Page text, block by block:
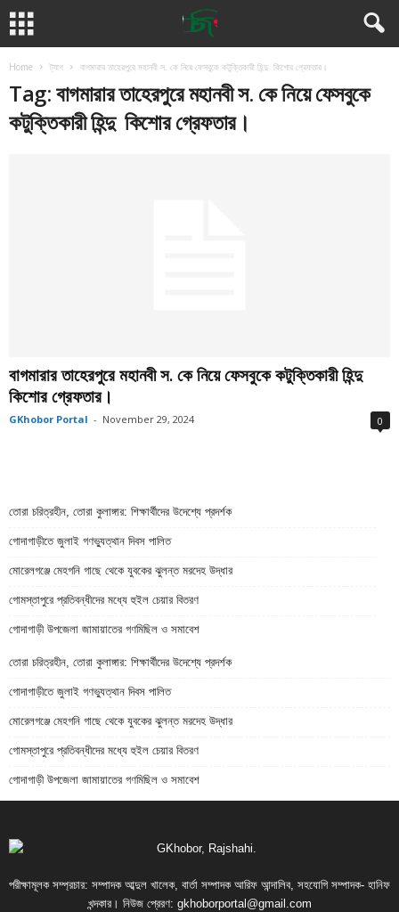
Home ট্যাগ বাগমারার তাহেরপুরে মহানবী স. কে নিয়ে ফেসবুকে কটুক্তিকারী হিন্দু কিশোর গ্রেফতার।
Tag: বাগমারার তাহেরপুরে মহানবী স. কে নিয়ে ফেসবুকে
কটুক্তিকারী হিন্দু কিশোর গ্রেফতার।
বাগমারার তাহেরপুরে মহানবী স. কে নিয়ে ফেসবুকে কটুক্তিকারী হিন্দু
কিশোর গ্রেফতার।
GKhobor Portal - November 29, 2024 0
তোরা চরিত্রহীন, তোরা কুলাঙ্গার: শিক্ষার্থীদের উদেশ্যে প্রদর্শক
গোদাগাড়ীতে জুলাই গণভ্যুত্থান দিবস পালিত
মোরেলগঞ্জে মেহগনি গাছে থেকে যুবকের ঝুলন্ত মরদেহ উদ্ধার
গোমস্তাপুরে প্রতিবন্ধীদের মধ্যে হুইল চেয়ার বিতরণ
গোদাগাড়ী উপজেলা জামায়াতের গণমিছিল ও সমাবেশ
তোরা চরিত্রহীন, তোরা কুলাঙ্গার: শিক্ষার্থীদের উদেশ্যে প্রদর্শক
গোদাগাড়ীতে জুলাই গণভ্যুত্থান দিবস পালিত
মোরেলগঞ্জে মেহগনি গাছে থেকে যুবকের ঝুলন্ত মরদেহ উদ্ধার
গোমস্তাপুরে প্রতিবন্ধীদের মধ্যে হুইল চেয়ার বিতরণ
গোদাগাড়ী উপজেলা জামায়াতের গণমিছিল ও সমাবেশ
পরীক্ষামূলক সম্প্রচার: সম্পাদক আব্দুল খালেক, বার্তা সম্পাদক আরিফ আন্দালিব, সহযোগি সম্পাদক- হানিফ
খন্দকার। নিউজ প্রেরণ: gkhoborportal@gmail.com